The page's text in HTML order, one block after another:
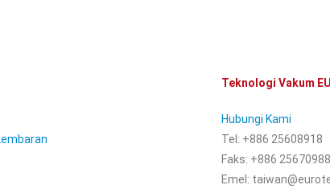
Teknologi Vakum
Hubungi Kami
Tel: +886 25608918
Faks: +886 25670988
Emel: